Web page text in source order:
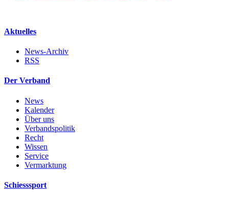
Aktuelles
News-Archiv
RSS
Der Verband
News
Kalender
Über uns
Verbandspolitik
Recht
Wissen
Service
Vermarktung
Schiesssport